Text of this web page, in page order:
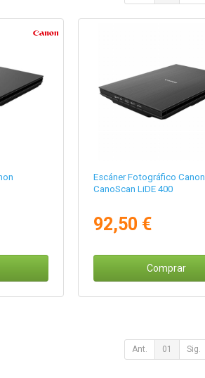
Escáner Fotográfico Canon
CanoScan LiDE 400
92,50 €
Comprar
Ant. 01 Sig.